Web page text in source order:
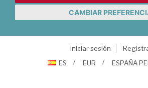
CAMBIAR
Iniciar sesión
ES
EUR ESPAÑA